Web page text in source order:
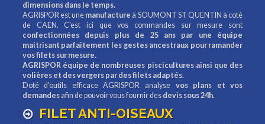
dimensions dans le temps.
AGRISPOR est une manufacture à SOUMONT ST QUENTIN à coté
de CAEN. C'est ici que vos commandes sur mesure sont
confectionnées depuis plus de 25 ans par une équipe
maitrisant parfaitement les gestes ancestraux pour ramander
vos filets sur mesure.
AGRISPOR équipe de nombreuses piscicultures ainsi que des
volières et des vergers par des filets adaptés.
Doté d'outils efficace AGRISPOR analyse vos plans et vos
demandesafin de pouvoir vous fournir des devis sous 24h.
FILET ANTI-OISEAUX